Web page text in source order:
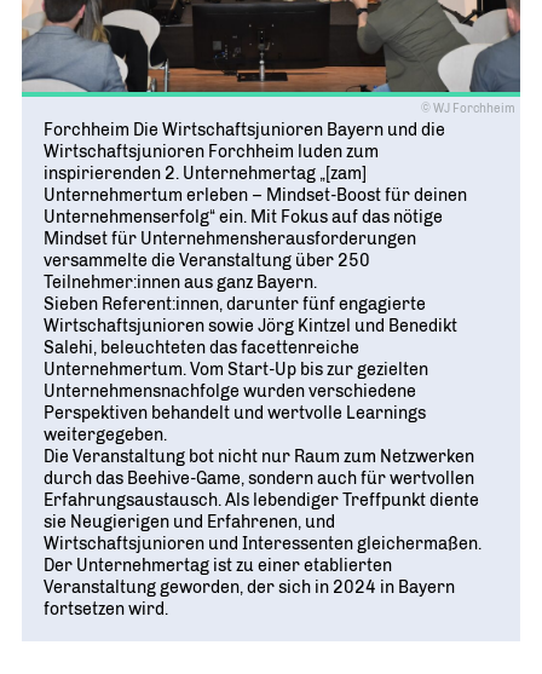
© WJ Forchheim
Forchheim Die Wirtschaftsjunioren Bayern und die
Wirtschaftsjunioren Forchheim luden zum
inspirierenden 2. Unternehmertag „[zam]
Unternehmertum erleben – Mindset-Boost für deinen
Unternehmenserfolg“ ein. Mit Fokus auf das nötige
Mindset für Unternehmensherausforderungen
versammelte die Veranstaltung über 250
Teilnehmer:innen aus ganz Bayern.
Sieben Referent:innen, darunter fünf engagierte
Wirtschaftsjunioren sowie Jörg Kintzel und Benedikt
Salehi, beleuchteten das facettenreiche
Unternehmertum. Vom Start-Up bis zur gezielten
Unternehmensnachfolge wurden verschiedene
Perspektiven behandelt und wertvolle Learnings
weitergegeben.
Die Veranstaltung bot nicht nur Raum zum Netzwerken
durch das Beehive-Game, sondern auch für wertvollen
Erfahrungsaustausch. Als lebendiger Treffpunkt diente
sie Neugierigen und Erfahrenen, und
Wirtschaftsjunioren und Interessenten gleichermaßen.
Der Unternehmertag ist zu einer etablierten
Veranstaltung geworden, der sich in 2024 in Bayern
fortsetzen wird.